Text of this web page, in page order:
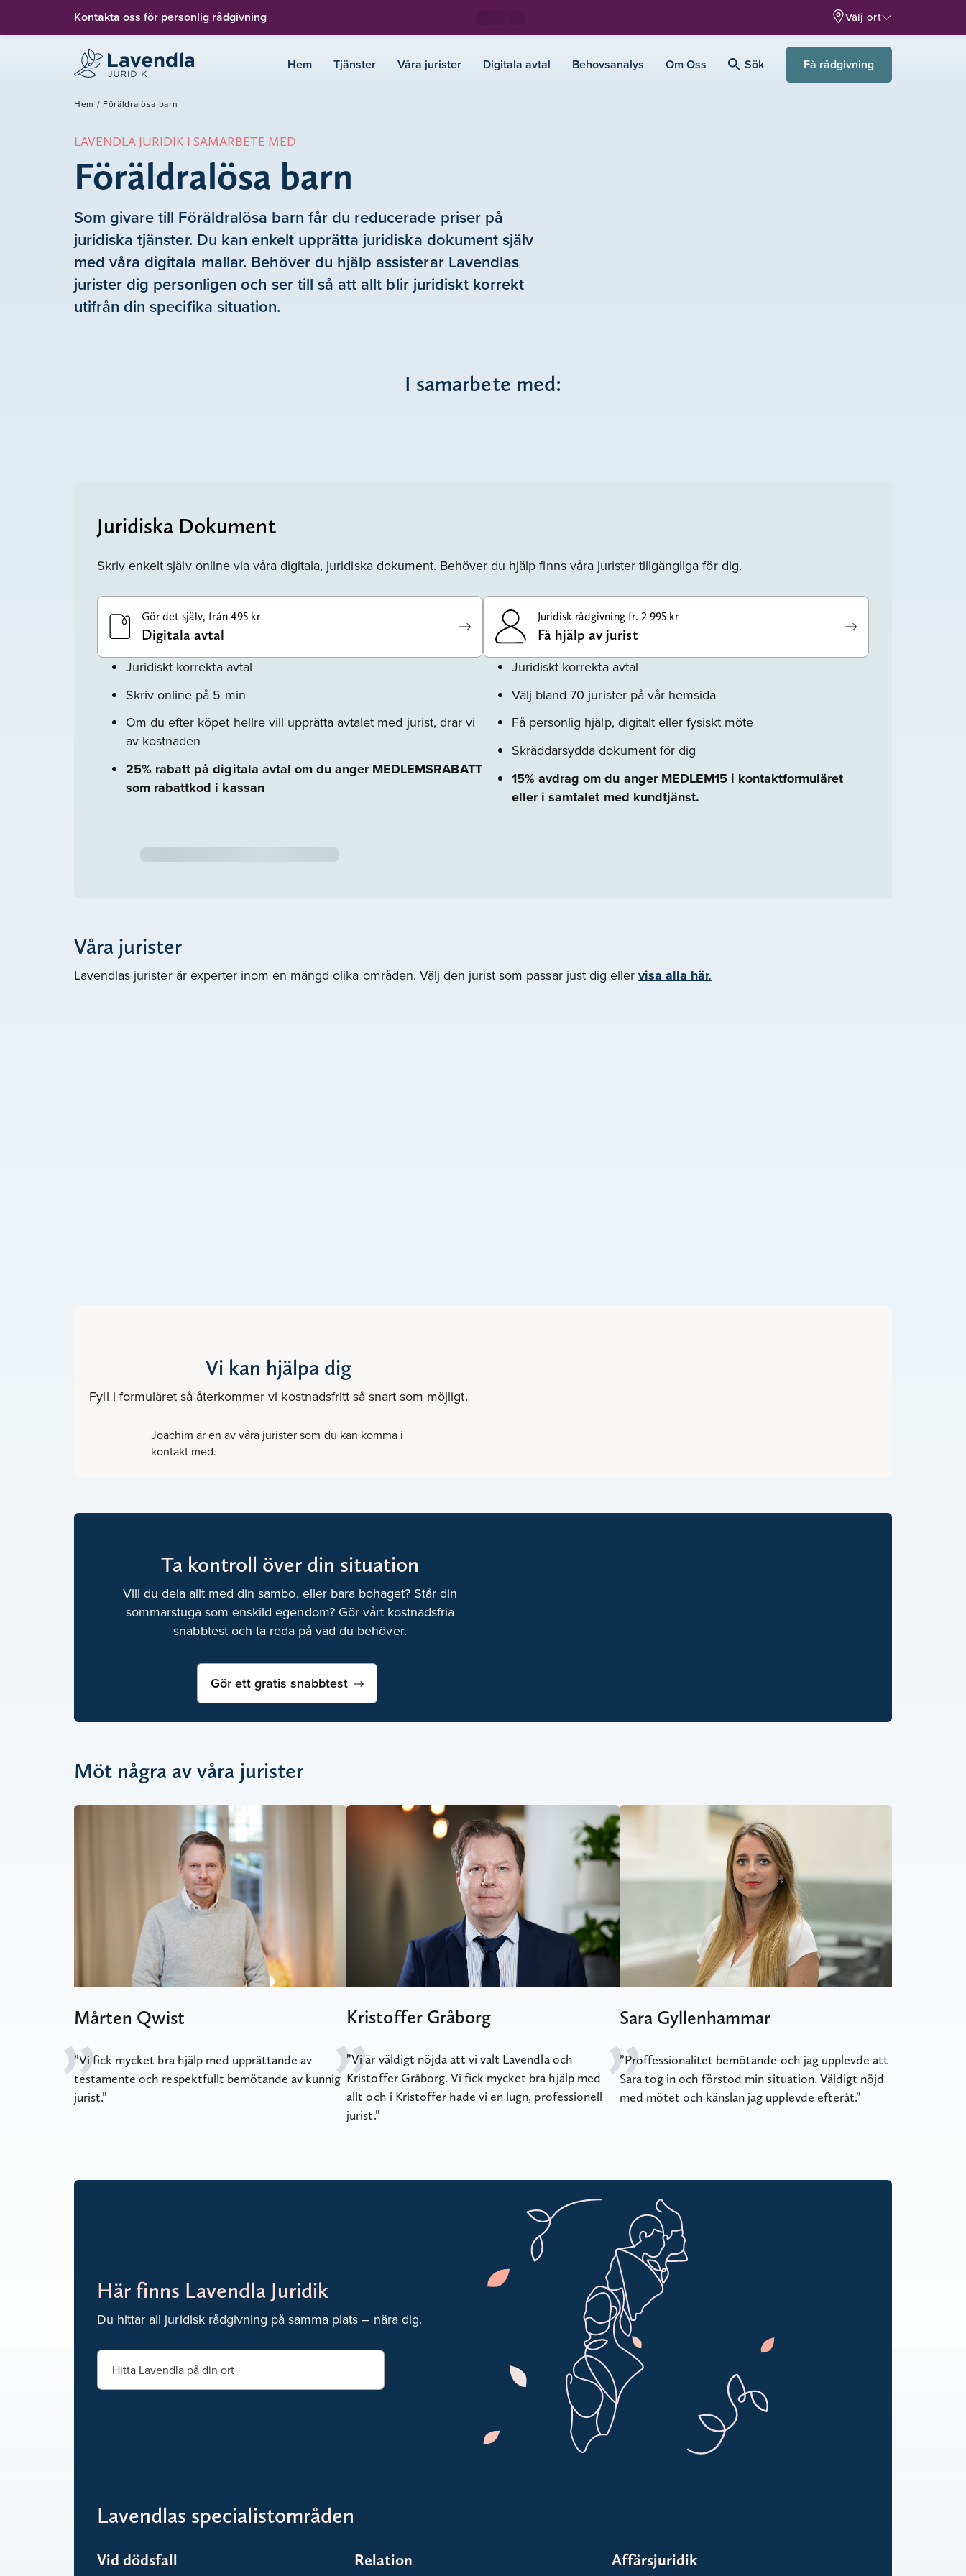
Kontakta oss för personlig rådgivning Välj ort
Hem Tjänster Våra jurister Digitala avtal Behovsanalys Om Oss Sök Få rådgivning
Hem / Föräldralösa barn
LAVENDLA JURIDIK I SAMARBETE MED
Föräldralösa barn
Som givare till Föräldralösa barn får du reducerade priser på
juridiska tjänster. Du kan enkelt upprätta juridiska dokument själv
med våra digitala mallar. Behöver du hjälp assisterar Lavendlas
jurister dig personligen och ser till så att allt blir juridiskt korrekt
utifrån din specifika situation.
I samarbete med:
Juridiska Dokument
Skriv enkelt själv online via våra digitala, juridiska dokument. Behöver du hjälp finns våra jurister tillgängliga för dig.
Gör det själv, från 495 kr
Digitala avtal
Juridiskt korrekta avtal
Skriv online på 5 min
Om du efter köpet hellre vill upprätta avtalet med jurist, drar vi
av kostnaden
25% rabatt på digitala avtal om du anger MEDLEMSRABATT
som rabattkod i kassan
Juridisk rådgivning fr. 2 995 kr
Få hjälp av jurist
Juridiskt korrekta avtal
Välj bland 70 jurister på vår hemsida
Få personlig hjälp, digitalt eller fysiskt möte
Skräddarsydda dokument för dig
15% avdrag om du anger MEDLEM15 i kontaktformuläret
eller i samtalet med kundtjänst.
Våra jurister
Lavendlas jurister är experter inom en mängd olika områden. Välj den jurist som passar just dig ellervisa alla här.
Vi kan hjälpa dig
Fyll i formuläret så återkommer vi kostnadsfritt så snart som möjligt.
Joachim är en av våra jurister som du kan komma i
kontakt med.
Ta kontroll över din situation
Vill du dela allt med din sambo, eller bara bohaget? Står din
sommarstuga som enskild egendom? Gör vårt kostnadsfria
snabbtest och ta reda på vad du behöver.
Gör ett gratis snabbtest
Möt några av våra jurister
Mårten Qwist
Vi fick mycket bra hjälp med upprättande av
testamente och respektfullt bemötande av kunnig
jurist.
Kristoffer Gråborg
Vi är väldigt nöjda att vi valt Lavendla och
Kristoffer Gråborg. Vi fick mycket bra hjälp med
allt och i Kristoffer hade vi en lugn, professionell
jurist.
Sara Gyllenhammar
Proffessionalitet bemötande och jag upplevde att
Sara tog in och förstod min situation. Väldigt nöjd
med mötet och känslan jag upplevde efteråt.
Här finns Lavendla Juridik
Du hittar all juridisk rådgivning på samma plats – nära dig.
Lavendlas specialistområden
Vid dödsfall Relation Affärsjuridik